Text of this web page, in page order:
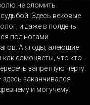
не сломить
Здесь вековые
и даже в полдень
под ногами
А ягоды, алеющие
как самоцветы, что кто-
запретную черту.
заканчивался
и могучему.